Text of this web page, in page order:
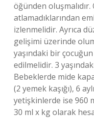
öğünden
atlamadıklarından
izlenmelidir. Ayrıca
gelişimi üzerinde
yaşındaki bir
edilmelidir. 3
Bebeklerde mide
(2 yemek kaşığı), 6
yetişkinlerde ise 960
30 ml x kg olarak